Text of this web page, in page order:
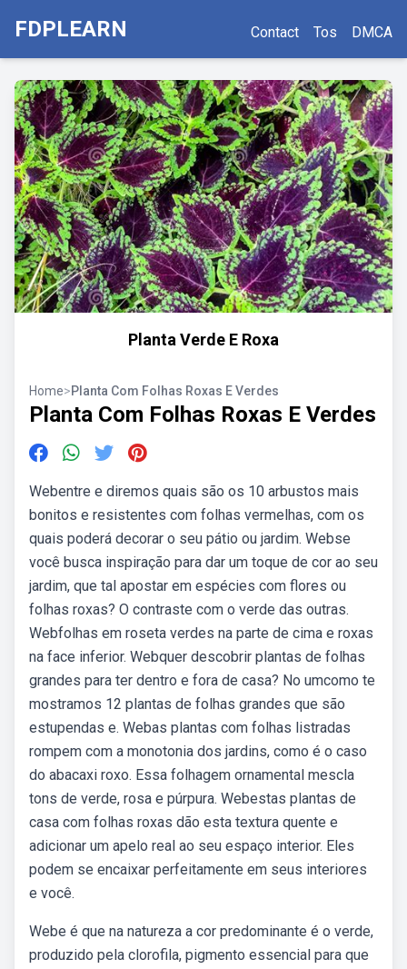
FDPLEARN Contact Tos DMCA
Planta Verde E Roxa
Home>Planta Com Folhas Roxas E Verdes
Planta Com Folhas Roxas E Verdes
Webentre e diremos quais são os 10 arbustos mais
bonitos e resistentes com folhas vermelhas, com os
quais poderá decorar o seu pátio ou jardim. Webse
você busca inspiração para dar um toque de cor ao seu
jardim, que tal apostar em espécies com flores ou
folhas roxas? O contraste com o verde das outras.
Webfolhas em roseta verdes na parte de cima e roxas
na face inferior. Webquer descobrir plantas de folhas
grandes para ter dentro e fora de casa? No umcomo te
mostramos 12 plantas de folhas grandes que são
estupendas e. Webas plantas com folhas listradas
rompem com a monotonia dos jardins, como é o caso
do abacaxi roxo. Essa folhagem ornamental mescla
tons de verde, rosa e púrpura. Webestas plantas de
casa com folhas roxas dão esta textura quente e
adicionar um apelo real ao seu espaço interior. Eles
podem se encaixar perfeitamente em seus interiores
e você.
Webe é que na natureza a cor predominante é o verde,
produzido pela clorofila, pigmento essencial para que